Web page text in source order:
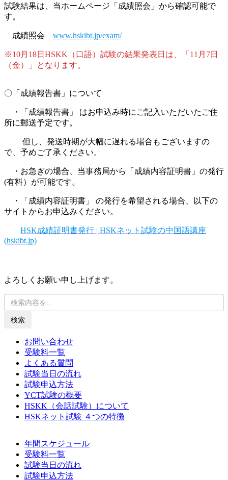
試験結果は、当ホームページ「成績照会」から確認可能で
す。
成績照会 www.hskibt.jp/exam/
※10月18日HSKK（口語）試験の結果発表日は、「11月7日
（金）」となります。
〇「成績報告書」について
・「成績報告書」 はお申込み時にご記入いただいたご住
所に郵送予定です。
但し、発送時期が大幅に遅れる場合もございますの
で、予めご了承ください。
・お急ぎの場合、当事務局から「成績内容証明書」の発行
(有料）が可能です。
・「成績内容証明書」 の発行を希望される場合、以下の
サイトからお申込みください。
HSK成績証明書発行 | HSKネット試験の中国語講座
(hskibt.jp)
よろしくお願い申し上げます。
検索
お問い合わせ
受験料一覧
よくある質問
試験当日の流れ
試験申込方法
YCT試験の概要
HSKK（会話試験）について
HSKネット試験 ４つの特徴
年間スケジュール
受験料一覧
試験当日の流れ
試験申込方法